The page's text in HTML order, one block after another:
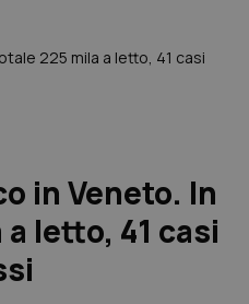
225 mila a letto, 41 casi
in Veneto. In
letto, 41 casi